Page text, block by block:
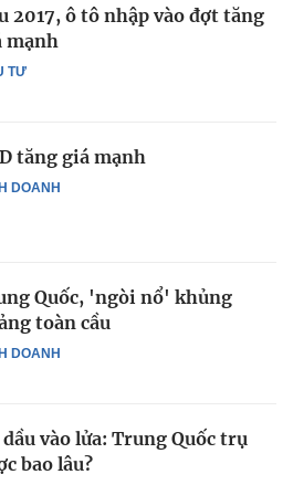
TƯ
2017, ô tô nhập vào đợt tăng
mạnh
DOANH
tăng giá mạnh
DOANH
Quốc, 'ngòi nổ' khủng
toàn cầu
vào lửa: Trung Quốc trụ
bao lâu?